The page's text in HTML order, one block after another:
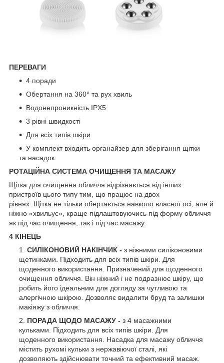
ПЕРЕВАГИ
4 поради
Обертання на 360° та рух хвиль
Водонепроникність IPX5
3 рівні швидкості
Для всіх типів шкіри
У комплект входить органайзер для зберігання щітки
та насадок.
РОТАЦІЙНА СИСТЕМА ОЧИЩЕННЯ ТА МАСАЖУ
Щітка для очищення обличчя відрізняється від інших
пристроїв цього типу тим, що працює на двох
рівнях. Щітка не тільки обертається навколо власної осі, але й
ніжно «хвильує», краще підлаштовуючись під форму обличчя
як під час очищення, так і під час масажу.
4 КІНЕЦЬ
СИЛІКОНОВИЙ НАКІНЧИК - з ніжними силіконовими
щетинками. Підходить для всіх типів шкіри. Для
щоденного використання. Призначений для щоденного
очищення обличчя. Він ніжний і не подразнює шкіру, що
робить його ідеальним для догляду за чутливою та
алергічною шкірою. Дозволяє видалити бруд та залишки
макіяжу з обличчя.
ПОРАДА ЩОДО МАСАЖУ - з 4 масажними
кульками. Підходить для всіх типів шкіри. Для
щоденного використання. Насадка для масажу обличчя
містить рухомі кульки з нержавіючої сталі, які
дозволяють здійснювати точний та ефективний масаж.